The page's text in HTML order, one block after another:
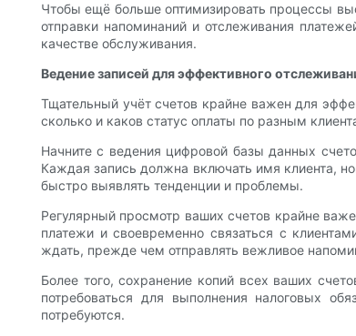
Чтобы ещё больше оптимизировать процессы
отправки напоминаний и отслеживания
качестве обслуживания.
Ведение записей для эффективного
Тщательный учёт счетов крайне важен для
сколько и каков статус оплаты по разным
Начните с ведения цифровой базы данных
Каждая запись должна включать имя клиента,
быстро выявлять тенденции и проблемы.
Регулярный просмотр ваших счетов крайне
платежи и своевременно связаться с
ждать, прежде чем отправлять вежливое
Более того, сохранение копий всех ваших
потребоваться для выполнения налоговых
потребуются.